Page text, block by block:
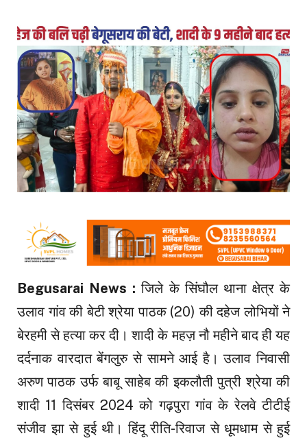
Begusarai News :जिले के सिंघौल थाना क्षेत्र के
उलाव गांव की बेटी श्रेया पाठक (20) की दहेज लोभियों ने
बेरहमी से हत्या कर दी। शादी के महज़ नौ महीने बाद ही यह
दर्दनाक वारदात बेंगलुरु से सामने आई है। उलाव निवासी
अरुण पाठक उर्फ बाबू साहेब की इकलौती पुत्री श्रेया की
शादी 11 दिसंबर 2024 को गढ़पुरा गांव के रेलवे टीटीई
संजीव झा से हुई थी। हिंदू रीति-रिवाज से धूमधाम से हुई